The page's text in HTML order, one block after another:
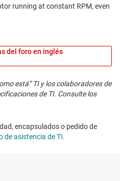
del foro en inglés
está” TI y los colaboradores de
de TI. Consulte los
encapsulados o pedido de
de asistencia de TI. ​​​​​​​​​​​​​​